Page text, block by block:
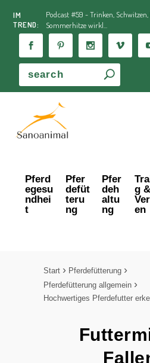
IM
TREND:
Podcast #59 - Trinken,
Sommerhitze wirkl...
Pferd
egesu
ndhei
t
Pfer
defüt
teru
ng
Pfer
deh
altu
ng
g &
en
Start
Pferdefütterung
Pferdefütterung allgemein
Hochwertiges Pferdefutter